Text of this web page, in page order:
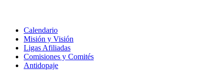
Calendario
Misión y Visión
Ligas Afiliadas
Comisiones y Comités
Antidopaje